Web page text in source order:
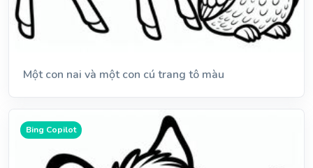
Một con nai và một con cú trang tô màu
Bing Copilot